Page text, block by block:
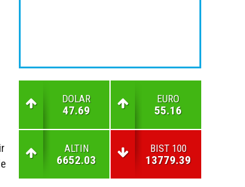
DOLAR
47.69
EURO
55.16
ALTIN
6652.03
BIST 100
13779.39